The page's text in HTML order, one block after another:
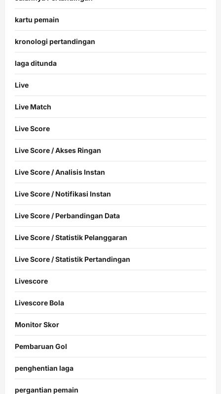
kartu pemain
kronologi pertandingan
laga ditunda
Live
Live Match
Live Score
Live Score / Akses Ringan
Live Score / Analisis Instan
Live Score / Notifikasi Instan
Live Score / Perbandingan Data
Live Score / Statistik Pelanggaran
Live Score / Statistik Pertandingan
Livescore
Livescore Bola
Monitor Skor
Pembaruan Gol
penghentian laga
pergantian pemain